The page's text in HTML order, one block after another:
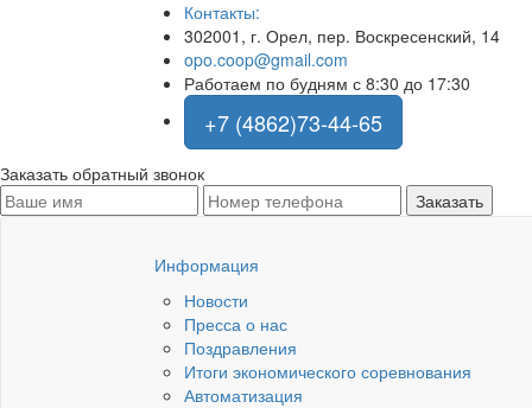
Контакты:
302001, г. Орел, пер. Воскресенский, 14
opo.coop@gmail.com
Работаем по будням с 8:30 до 17:30
+7 (4862)73-44-65
Заказать обратный звонок
Информация
Новости
Пресса о нас
Поздравления
Итоги экономического соревнования
Автоматизация